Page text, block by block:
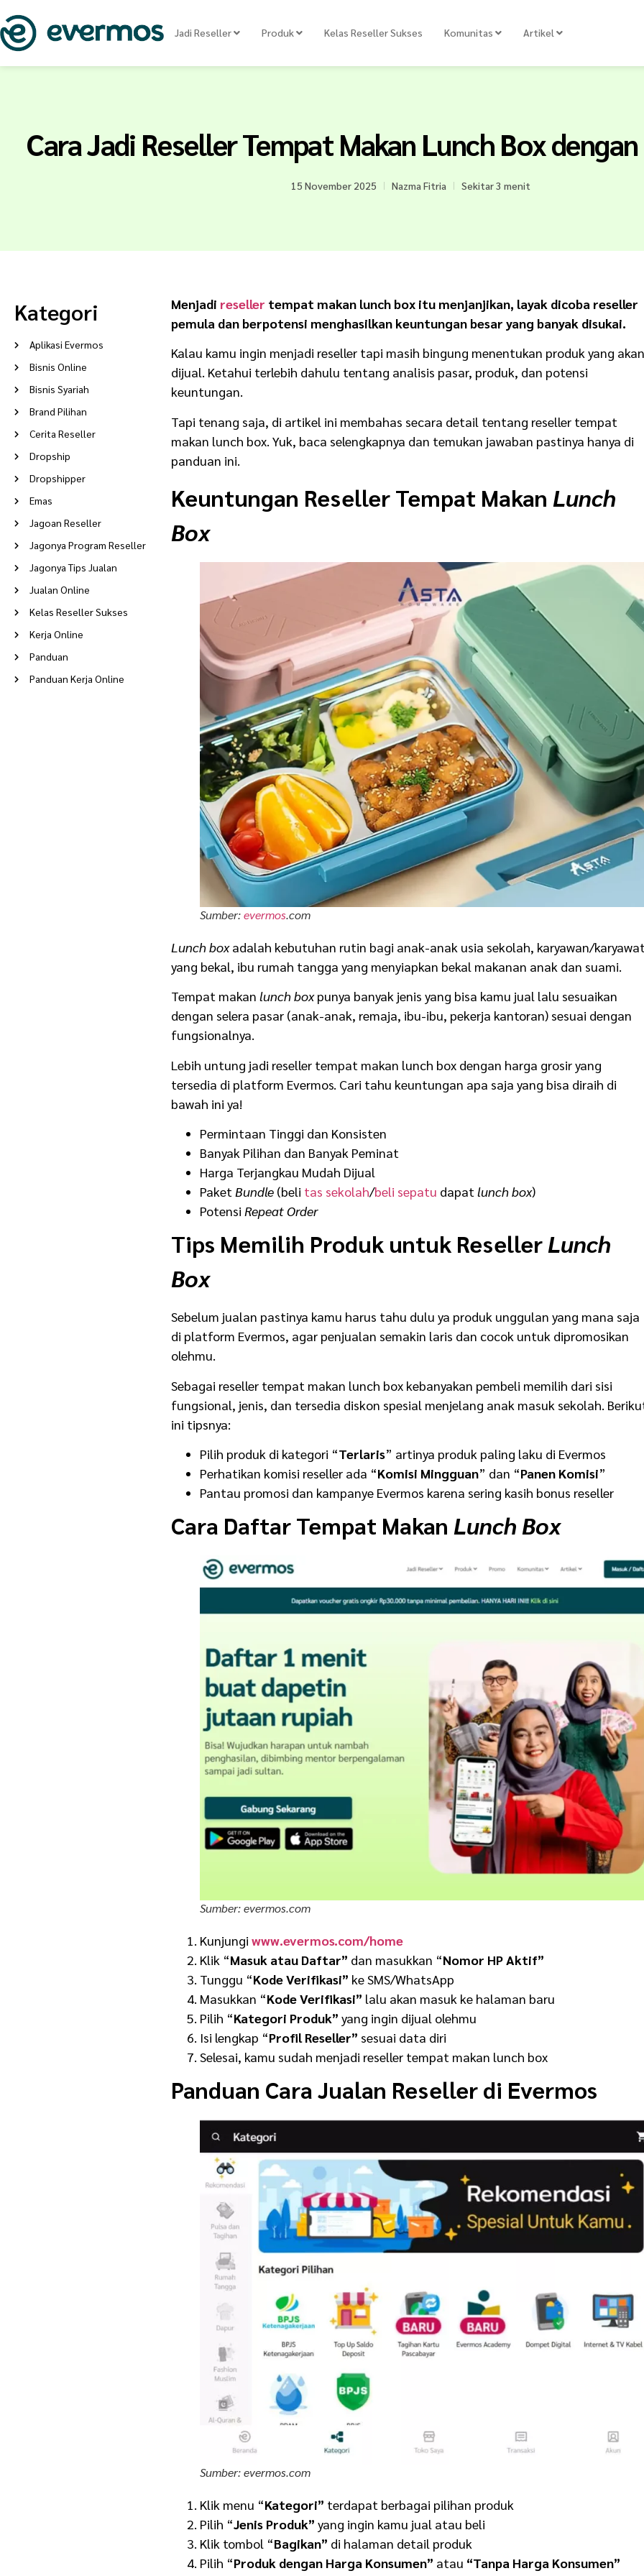
Jadi Reseller Produk Kelas Reseller Sukses Komunitas Artikel
Cara Jadi Reseller Tempat Makan Lunch Box
15 November 2025 Nazma Fitria Sekitar 3 menit
Kategori
Aplikasi Evermos
Bisnis Online
Bisnis Syariah
Brand Pilihan
Cerita Reseller
Dropship
Dropshipper
Emas
Jagoan Reseller
Jagonya Program Reseller
Jagonya Tips Jualan
Jualan Online
Kelas Reseller Sukses
Kerja Online
Panduan
Panduan Kerja Online
Menjadi reseller tempat makan lunch box itu menjanjikan, layak dicoba reseller
pemula dan berpotensi menghasilkan keuntungan besar yang banyak disukai.
Kalau kamu ingin menjadi reseller tapi masih bingung menentukan produk yang akan
dijual. Ketahui terlebih dahulu tentang analisis pasar, produk, dan potensi
keuntungan.
Tapi tenang saja, di artikel ini membahas secara detail tentang reseller tempat
makan lunch box. Yuk, baca selengkapnya dan temukan jawaban pastinya hanya di
panduan ini.
Keuntungan Reseller Tempat Makan Lunch
Box
Sumber:evermos.com
Lunch boxadalah kebutuhan rutin bagi anak-anak usia sekolah, karyawan/
yang bekal, ibu rumah tangga yang menyiapkan bekal makanan anak dan suami.
Tempat makan lunch boxpunya banyak jenis yang bisa kamu jual lalu sesuaikan
dengan selera pasar (anak-anak, remaja, ibu-ibu, pekerja kantoran) sesuai dengan
fungsionalnya.
Lebih untung jadi reseller tempat makan lunch box dengan harga grosir yang
tersedia di platform Evermos. Cari tahu keuntungan apa saja yang bisa diraih di
bawah ini ya!
Permintaan Tinggi dan Konsisten
Banyak Pilihan dan Banyak Peminat
Harga Terjangkau Mudah Dijual
Paket Bundle (beli tas sekolah/beli sepatu dapat lunch box)
Potensi Repeat Order
Tips Memilih Produk untuk ResellerLunch
Box
Sebelum jualan pastinya kamu harus tahu dulu ya produk unggulan yang mana saja
di platform Evermos, agar penjualan semakin laris dan cocok untuk dipromosikan
olehmu.
Sebagai reseller tempat makan lunch box kebanyakan pembeli memilih dari sisi
fungsional, jenis, dan tersedia diskon spesial menjelang anak masuk sekolah.
ini tipsnya:
Pilih produk di kategori “Terlaris” artinya produk paling laku di Evermos
Perhatikan komisi reseller ada “Komisi Mingguan” dan “Panen Komisi”
Pantau promosi dan kampanye Evermos karena sering kasih bonus reseller
Cara DaftarTempat Makan Lunch Box
Sumber: evermos.com
Kunjungi www.evermos.com/home
Klik “Masuk atau Daftar” dan masukkan “Nomor HP Aktif”
Tunggu “Kode Verifikasi” ke SMS/WhatsApp
Masukkan “Kode Verifikasi” lalu akan masuk ke halaman baru
Pilih “Kategori Produk” yang ingin dijual olehmu
Isi lengkap “Profil Reseller” sesuai data diri
Selesai, kamu sudah menjadi reseller tempat makan lunch box
Panduan Cara Jualan Reseller di Evermos
Sumber: evermos.com
Klik menu “Kategori” terdapat berbagai pilihan produk
Pilih “Jenis Produk” yang ingin kamu jual atau beli
Klik tombol “Bagikan” di halaman detail produk
Pilih “Produk dengan Harga Konsumen” atau “Tanpa Harga Konsumen”